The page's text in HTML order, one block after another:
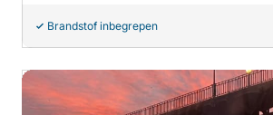
Brandstof inbegrepen